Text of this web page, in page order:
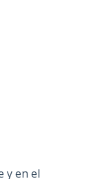
y en el